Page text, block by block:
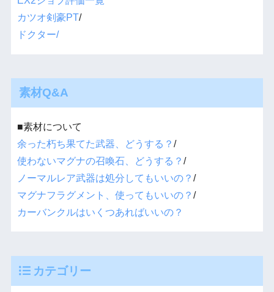
カツオ剣豪PT/
ドクター/
素材Q&A
■素材について
余った朽ち果てた武器、どうする？ /
使わないマグナの召喚石、どうする？ /
ノーマルレア武器は処分してもいいの？ /
マグナフラグメント、使ってもいいの？ /
カーバンクルはいくつあればいいの？
カテゴリー